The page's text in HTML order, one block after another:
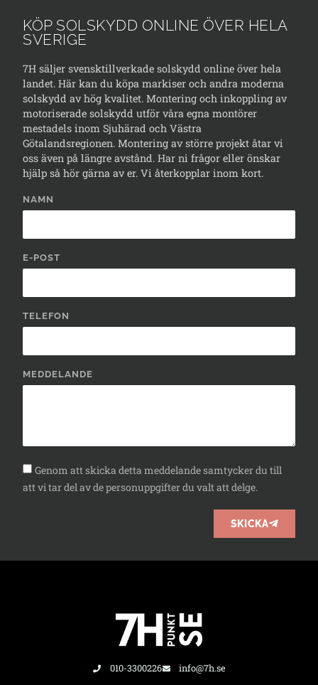
KÖP SOLSKYDD ONLINE ÖVER HELA
SVERIGE
7H säljer svensktillverkade solskydd online över hela
landet. Här kan du köpa markiser och andra moderna
solskydd av hög kvalitet. Montering och inkoppling av
motoriserade solskydd utför våra egna montörer
mestadels inom Sjuhärad och Västra
Götalandsregionen. Montering av större projekt åtar vi
oss även på längre avstånd. Har ni frågor eller önskar
hjälp så hör gärna av er. Vi återkopplar inom kort.
NAMN
E-POST
TELEFON
MEDDELANDE
Genom att skicka detta meddelande samtycker du till
att vi tar del av de personuppgifter du valt att delge.
SKICKA
010-3300226 info@7h.se